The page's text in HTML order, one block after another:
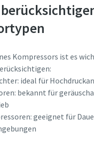
Kompressors ist es
ideal für
bekannt für
geeignet für